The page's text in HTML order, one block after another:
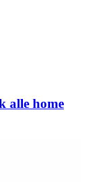
alle home